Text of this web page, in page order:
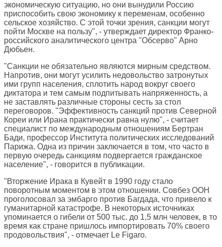
экономическую ситуацию, но они вынудили Россию
приспособить свою экономику к переменам, особенно
сельское хозяйство. С этой точки зрения, санкции могут
пойти Москве на пользу", - утверждает директор Франко-
российского аналитического центра "Обсерво" Арно
Дюбьен.
"Санкции не обязательно являются мирным средством.
Напротив, они могут усилить недовольство затронутых
ими групп населения, сплотить народ вокруг своего
диктатора и тем самым подпитывать напряженность, а
не заставлять различные стороны сесть за стол
переговоров. "Эффективность санкций против Северной
Кореи или Ирана практически равна нулю", - считает
специалист по международным отношениям Бертран
Бади, профессор Института политических исследований
Парижа. Одна из причин заключается в том, что часто в
первую очередь санкциям подвергается гражданское
население", - говорится в публикации.
"Вторжение Ирака в Кувейт в 1990 году стало
поворотным моментом в этом отношении. Совбез ООН
проголосовал за эмбарго против Багдада, что привело к
гуманитарной катастрофе. В некоторых источниках
упоминается о гибели от 500 тыс. до 1,5 млн человек, в то
время как стране пришлось импортировать 70% своего
продовольствия", - отмечает Le Figaro.